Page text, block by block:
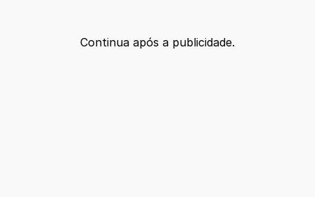
Continua após a publicidade.